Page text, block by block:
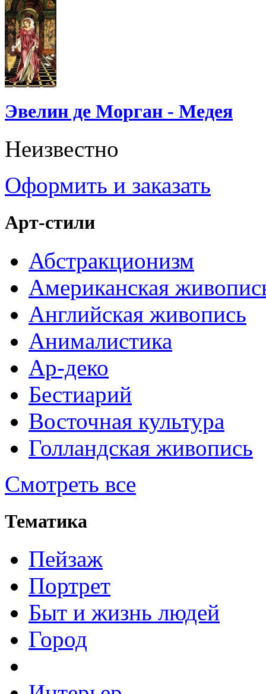
Эвелин де Морган - Медея
Неизвестно
Оформить и заказать
Арт-стили
Абстракционизм
Американская
Английская живопись
Анималистика
Ар-деко
Бестиарий
Восточная культура
Голландская живопись
Смотреть все
Тематика
Пейзаж
Портрет
Быт и жизнь людей
Город